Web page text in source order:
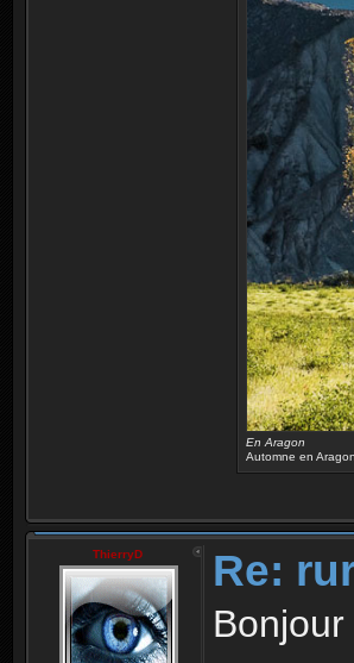
En Aragon
Automne en
ThierryD Re:
Bonjour